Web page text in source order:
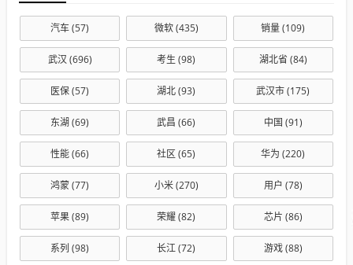
汽车(57) 微软(435) 销量(109)
武汉 (696) 考生 (98) 湖北省 (84)
医保(57) 湖北(93) 武汉市(175)
东湖 (69) 武昌 (66) 中国 (91)
性能(66) 社区 (65) 华为 (220)
鸿蒙(77) 小米(270) 用户 (78)
苹果(89) 荣耀(82) 芯片 (86)
系列 (98) 长江(72) 游戏(88)